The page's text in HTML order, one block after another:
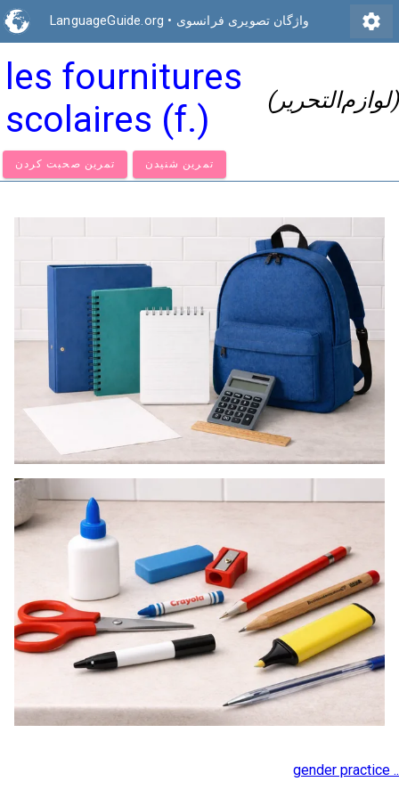
LanguageGuide.org • واژگان تصویری فرانسوی settings
les fournitures
scolaires (f.)
(لوازم‌التحریر)
gender practice ..